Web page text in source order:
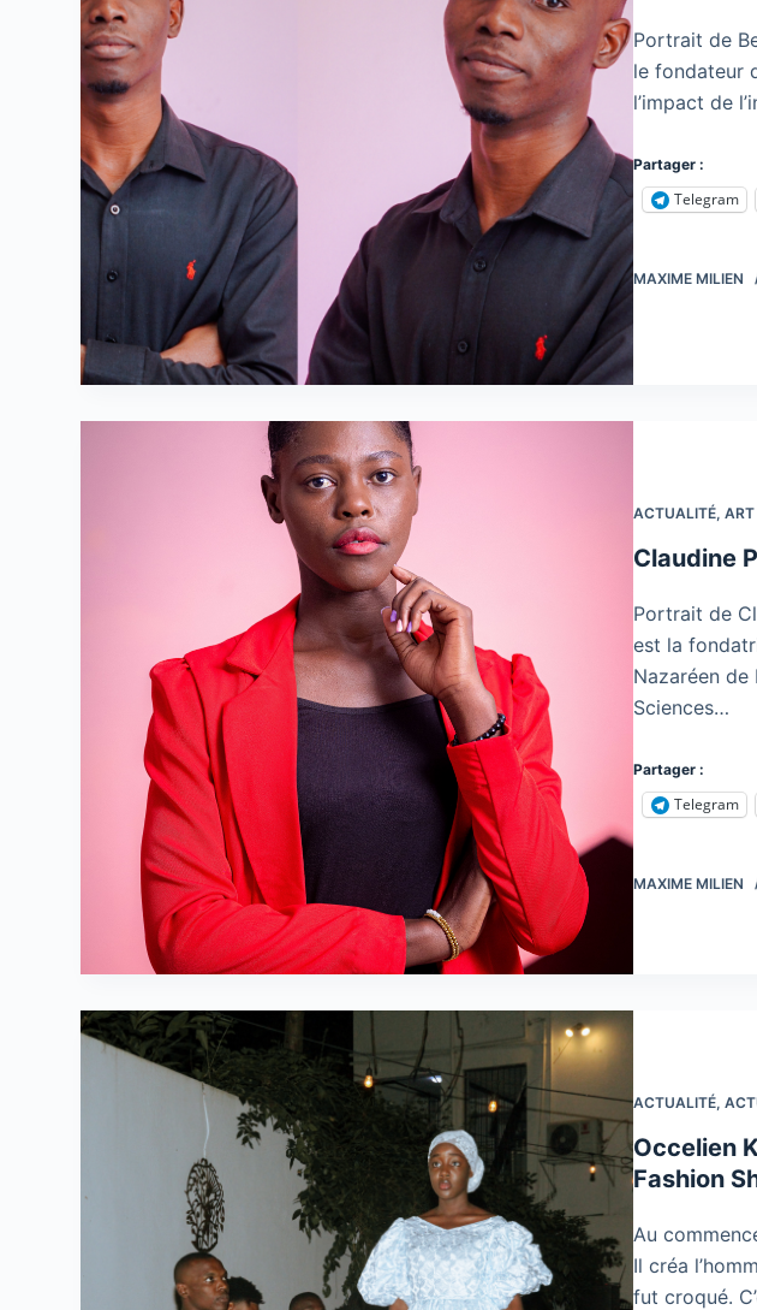
Portrait de
le fondateur
l’impact de
Partager :
Telegram
MAXIME MILIEN
ACTUALITÉ,ART
Claudine
Portrait de
est la
Nazaréen
Sciences…
Partager :
Telegram
MAXIME MILIEN
ACTUALITÉ,
Occelien
Fashion
Au
Il créa
fut croqué.